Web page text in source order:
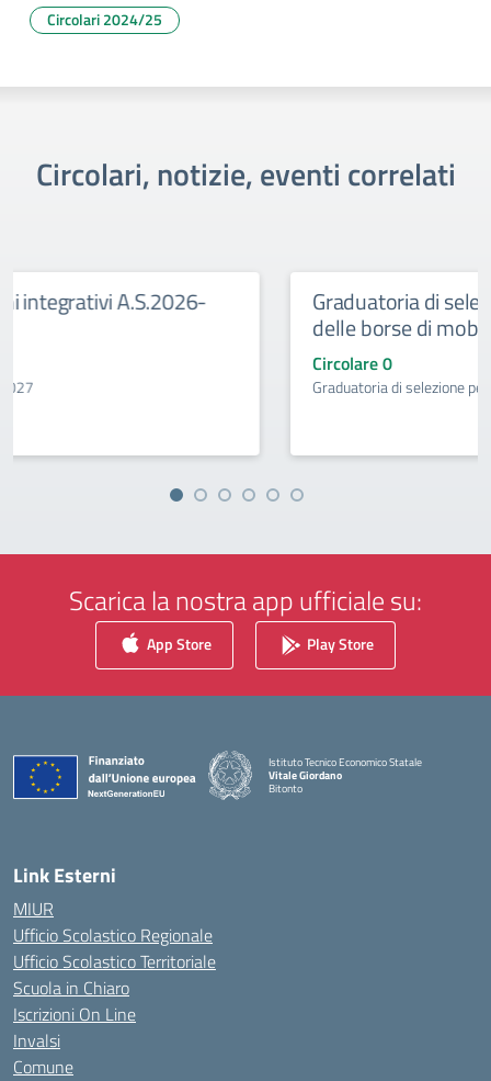
Circolari 2024/25
Circolari, notizie, eventi correlati
Graduatoria di selezione per
delle borse di mobilità
Graduatoria di selezione per l’assegnazione delle borse di
Scarica la nostra app ufficiale su:
App Store Play Store
Istituto Tecnico Economico Statale
Vitale Giordano
Bitonto
Link Esterni
MIUR
Ufficio Scolastico Regionale
Ufficio Scolastico Territoriale
Scuola in Chiaro
Iscrizioni On Line
Invalsi
Comune